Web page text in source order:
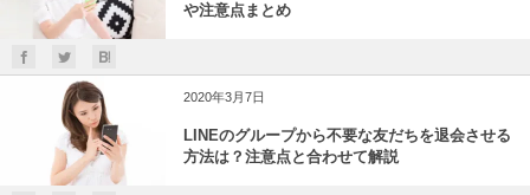
や注意点まとめ
2020年3月7日
LINEのグループから不要な友だちを退会させる
方法は？注意点と合わせて解説